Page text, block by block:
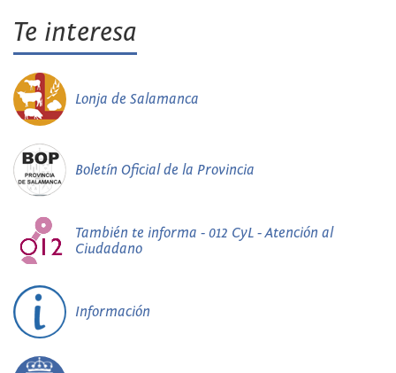
Te interesa
Lonja de Salamanca
Boletín Oficial de la Provincia
También te informa - 012 CyL - Atención al
Ciudadano
Información